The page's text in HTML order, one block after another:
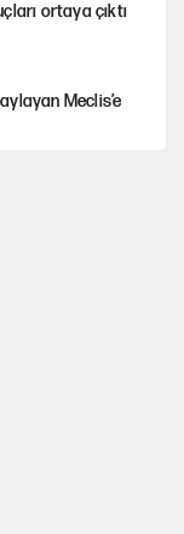
ortaya çıktı
Meclis’e